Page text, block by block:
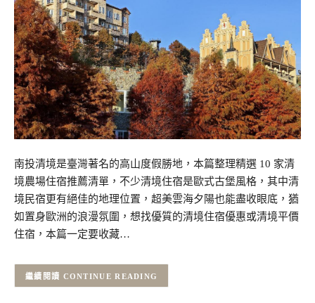
南投清境是臺灣著名的高山度假勝地，本篇整理精選 10 家清
境農場住宿推薦清單，不少清境住宿是歐式古堡風格，其中清
境民宿更有絕佳的地理位置，超美雲海夕陽也能盡收眼底，猶
如置身歐洲的浪漫氛圍，想找優質的清境住宿優惠或清境平價
住宿，本篇一定要收藏…
CONTINUE READING